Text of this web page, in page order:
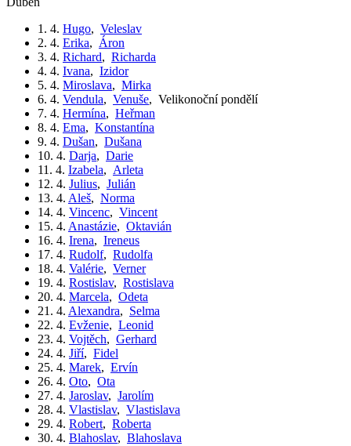
1. 4. Hugo, Veleslav
2. 4. Erika, Áron
3. 4. Richard, Richarda
4. 4. Ivana, Izidor
5. 4. Miroslava, Mirka
6. 4. Vendula, Venuše, Velikonoční pondělí
7. 4. Hermína, Heřman
8. 4. Ema, Konstantína
9. 4. Dušan, Dušana
10. 4. Darja, Darie
11. 4. Izabela, Arleta
12. 4. Julius, Julián
13. 4. Aleš, Norma
14. 4. Vincenc, Vincent
15. 4. Anastázie, Oktavián
16. 4. Irena, Ireneus
17. 4. Rudolf, Rudolfa
18. 4. Valérie, Verner
19. 4. Rostislav, Rostislava
20. 4. Marcela, Odeta
21. 4. Alexandra, Selma
22. 4. Evženie, Leonid
23. 4. Vojtěch, Gerhard
24. 4. Jiří, Fidel
25. 4. Marek, Ervín
26. 4. Oto, Ota
27. 4. Jaroslav, Jarolím
28. 4. Vlastislav, Vlastislava
29. 4. Robert, Roberta
30. 4. Blahoslav, Blahoslava